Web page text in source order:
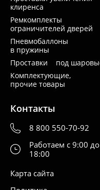
клиренса
Ремкомплекты
ограничителей дверей
Пневмобаллоны
в пружины
Проставки под
Комплектующие,
прочие товары
Контакты
8 800 550-70-92
Работаем с 9:00 до
18:00
Карта сайта